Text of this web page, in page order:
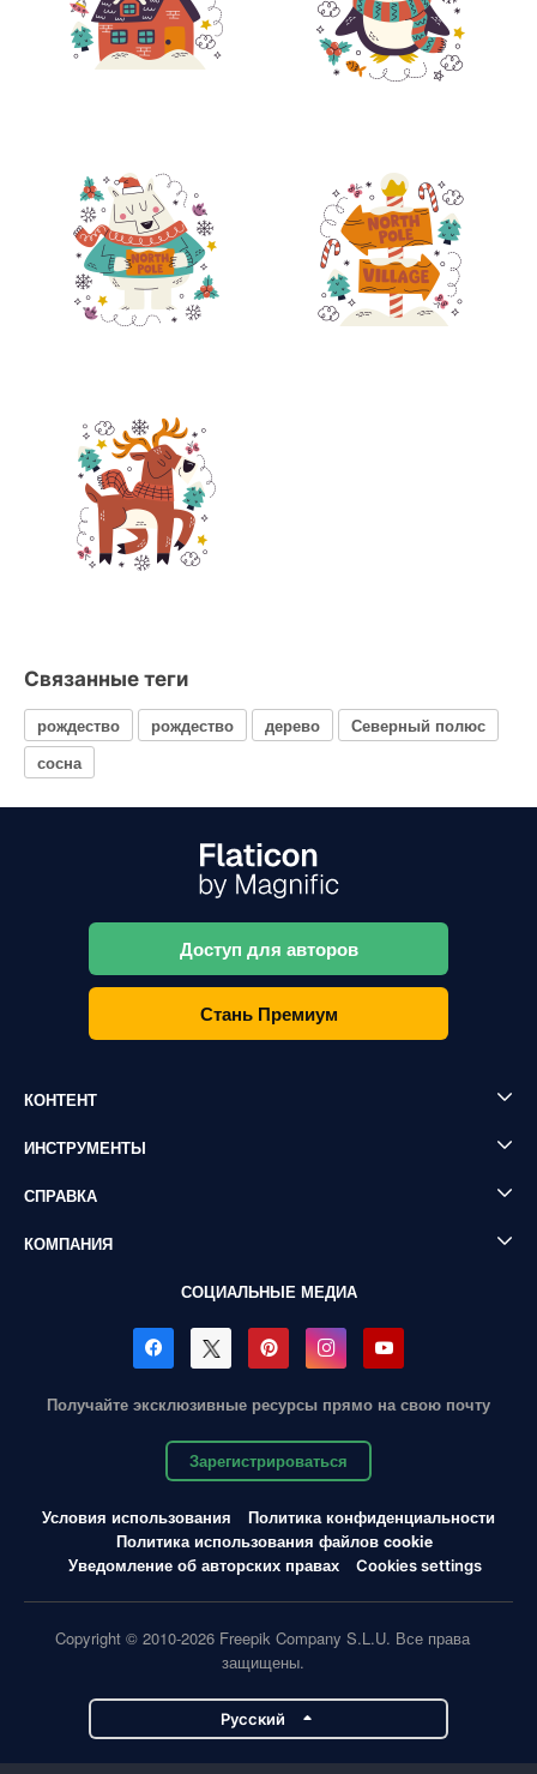
Связанные теги
рождество рождество дерево
Северный полюс
сосна
Доступ для авторов
Стань Премиум
КОНТЕНТ
ИНСТРУМЕНТЫ
СПРАВКА
КОМПАНИЯ
СОЦИАЛЬНЫЕ МЕДИА
Получайте эксклюзивные ресурсы прямо на свою почту
Зарегистрироваться
Условия использования
Политика конфиденциальности
Политика использования файлов cookie
Уведомление об авторских правах
Cookies settings
Copyright © 2010-2026 Freepik Company S.L.U. Все права
защищены.
Pусский